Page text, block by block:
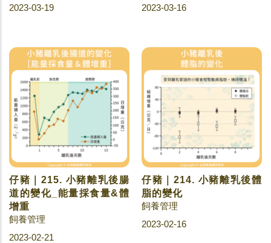
2023-03-19
2023-03-16
仔豬｜215. 小豬離乳後腸
道的變化_能量採食量&體
增重
飼養管理
2023-02-21
仔豬｜214. 小豬離乳後體
脂的變化
飼養管理
2023-02-16